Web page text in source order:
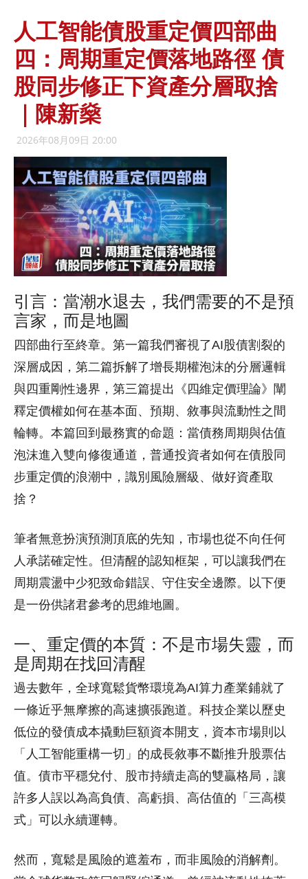
人工智能債股重定價四部曲
四：周期重定價落地路徑 債
股同步修正下資產分層取捨
｜陳新燊
2026年08月09日 20:00
引言：當潮水退去，我們需要的不是預
言家，而是地圖
四部曲行至終章。第一篇我們審視了AI股債割裂的
深層成因，第二篇拆解了增長期權泡沫的分層邏輯
與四重剛性邊界，第三篇提出《四維定價理論》闡
釋定價權如何在基本面、預期、敘事與流動性之間
輪轉。本篇回到最務實的命題：當債務周期與估值
泡沫進入雙向修復通道，普通投資者如何在債股同
步重定價的浪潮中，識別風險層級、做好資產取
捨？
筆者無意扮演預測頂底的先知，市場也從不向任何
人承諾確定性。但清醒的認知框架，可以讓我們在
周期震盪中少犯致命錯誤、守住安全邊際。以下便
是一份供諸君參考的思維地圖。
一、重定價的本質：不是市場失靈，而
是周期在找回清醒
過去數年，全球寬鬆貨幣環境為AI算力產業鋪就了
一條近乎無摩擦的高速擴張跑道。科技企業以歷史
低位的發債成本撬動巨額資本開支，資本市場則以
「人工智能重構一切」的成長敘事不斷推升股票估
值。債市平穩兌付、股市持續走高的雙贏格局，讓
許多人誤以為高負債、高虧損、高估值的「三高模
式」可以永續運轉。
然而，寬鬆是風險的遮羞布，而非風險的消解劑。